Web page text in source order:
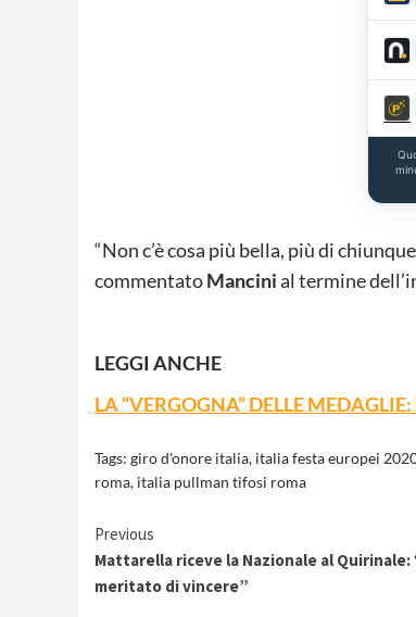
“Non c’è cosa più bella, più di
commentatoMancinial termine
LEGGI ANCHE
LA “VERGOGNA” DELLE
Tags: giro d'onore italia, italia festa europei
roma, italia pullman tifosi roma
Continue
Reading
Previous
Mattarella riceve la Nazionale al Quirinale:
meritato di vincere”